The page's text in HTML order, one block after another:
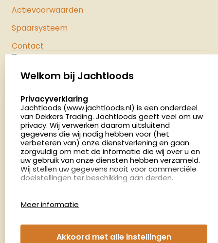
Actievoorwaarden
Spaarsysteem
Contact
Palenrij 1
Nederland
4.8
2883 beoordelingen
Openingstijden
Dinsdag en donderdag: 13:00 - 17:00 én 18:00 - 21:00
uur
Afspraak maken
Nieuwsbrief
Welkom bij Jachtloods
select language
Privacyverklaring
Jachtloods (www.jachtloods.nl) is een onderdeel
van Dekkers Trading. Jachtloods geeft veel om uw
privacy. Wij verwerken daarom uitsluitend
gegevens die wij nodig hebben voor (het
verbeteren van) onze dienstverlening en gaan
zorgvuldig om met de informatie die wij over u en
uw gebruik van onze diensten hebben verzameld.
Wij stellen uw gegevens nooit voor commerciële
doelstellingen ter beschikking aan derden.
gebruiken en hoe effectief de Adwords-
Meer informatie
Akkoord met alle instellingen